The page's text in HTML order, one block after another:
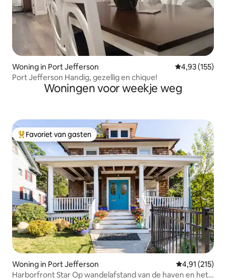
Woning in Port Jefferson Gemiddelde
4,93 (155)
Port Jefferson Handig, gezellig en chique!
Woningen voor weekje weg
Topfavoriet van gasten
Favoriet van gasten
Woning in Port Jefferson Gemiddelde
4,91 (215)
Harborfront Star Op wandelafstand van de haven en het